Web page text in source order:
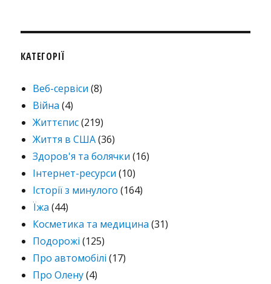
КАТЕГОРІЇ
Веб-сервіси (8)
Війна (4)
Життєпис(219)
Життя в США(36)
Здоров'я та болячки (16)
Інтернет-ресурси (10)
Історії з минулого (164)
Їжа (44)
Косметика та медицина (31)
Подорожі (125)
Про автомобілі (17)
Про Олену(4)